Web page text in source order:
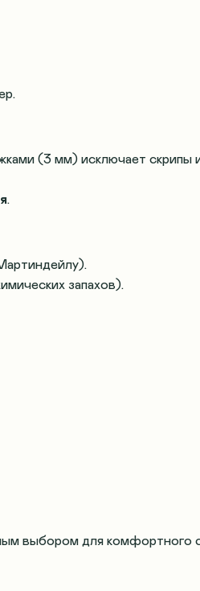
(3 мм) исключает скрипы
.
запахов).
выбором для комфортного